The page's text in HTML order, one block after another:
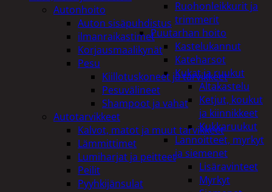
Ruohonleikkurit ja
trimmerit
Puutarhan hoito
Kastelukannut
Kateharsot
Kukat ja ruukut
Altakastelu
Ketjut, koukut
ja kiinnikkeet
Kukkaruukut
Lannoitteet, myrkyt
ja siemenet
Lisäravinteet
Myrkyt
Autonhoito
Auton sisäpuhdistus
ilmanraikastimet
Korjausmaalikynät
Pesu
Kiillotuskoneet ja tarvikkeet
Pesuvälineet
Shampoot ja vahat
Autotarvikkeet
Kalvot, matot ja muut tarvikkeet
Lämmittimet
Lumiharjat ja peitteet
Peilit
Pyyhkijänsulat